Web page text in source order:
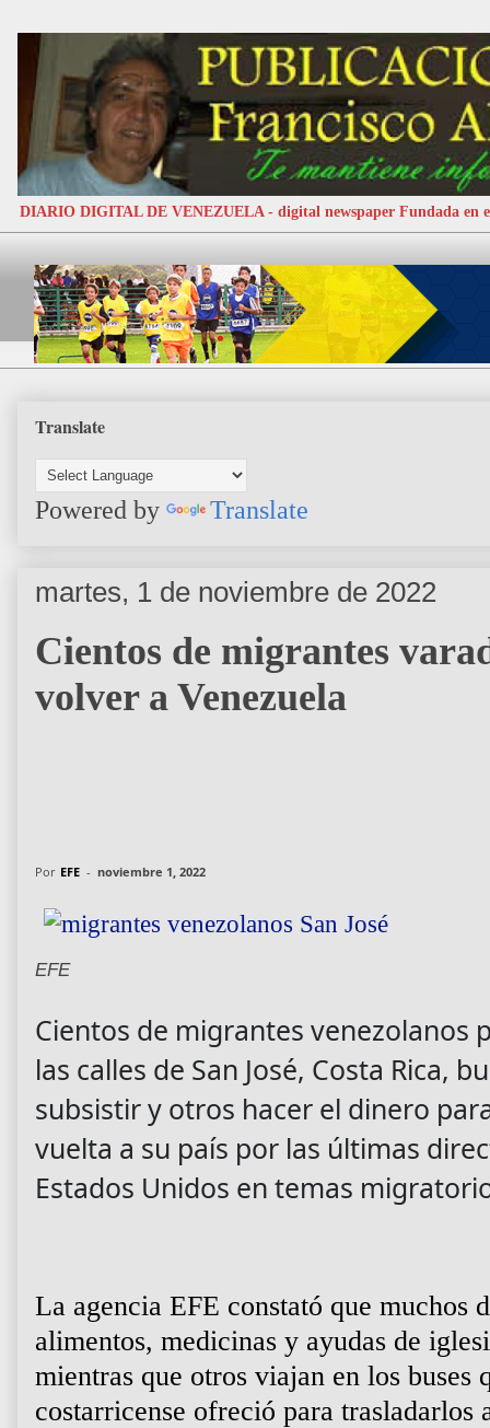
DIARIO DIGITAL DE VENEZUELA - digital newspaper Fundada en
Translate
Powered by Translate
martes, 1 de noviembre de 2022
Cientos de migrantes
volver a Venezuela
Por EFE - noviembre 1, 2022
EFE
Cientos de migrantes venezolanos
las calles de San José, Costa Rica,
subsistiry otros hacer el dinero
vuelta a su país por las últimas
Estados Unidos en temas
La agencia EFE constató que muchos
alimentos, medicinas y ayudas de
mientras que otros viajan en los buses
costarricense ofreció para trasladarlos